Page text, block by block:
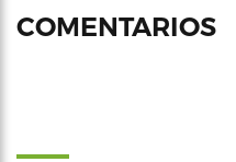
COMENTARIOS